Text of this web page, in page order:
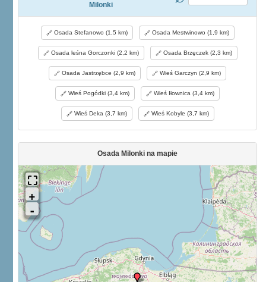
Milonki
Osada Stefanowo (1,5 km) Osada Mestwinowo (1,9 km)
Osada leśna Gorczonki (2,2 km) Osada Brzęczek (2,3 km)
Osada Jastrzębce (2,9 km) Wieś Garczyn (2,9 km)
Wieś Pogódki (3,4 km) Wieś Iłownica (3,4 km)
Wieś Deka (3,7 km) Wieś Kobyle (3,7 km)
Osada Milonki na mapie